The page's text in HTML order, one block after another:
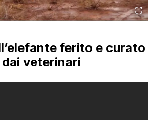
ferito e curato
dai veterinari